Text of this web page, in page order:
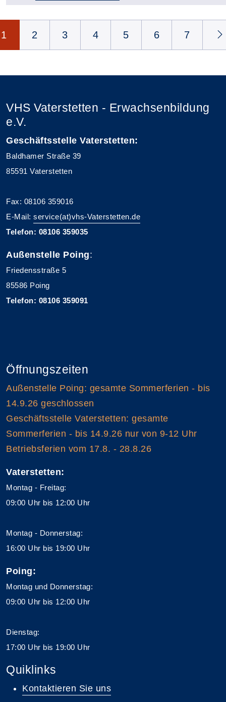
1 2 3 4 5 6 7
VHS Vaterstetten - Erwachsenbildung
e.V.
Geschäftsstelle Vaterstetten:
Baldhamer Straße 39
85591 Vaterstetten
Fax: 08106 359016
E-Mail: service(at)vhs-Vaterstetten.de
Telefon: 08106 359035
Außenstelle Poing:
Friedensstraße 5
85586 Poing
Telefon: 08106 359091
Öffnungszeiten
Außenstelle Poing: gesamte Sommerferien - bis
14.9.26 geschlossen
Geschäftsstelle Vaterstetten: gesamte
Sommerferien - bis 14.9.26 nur von 9-12 Uhr
Betriebsferien vom 17.8. - 28.8.26
Vaterstetten:
Montag - Freitag:
09:00 Uhr bis 12:00 Uhr
Montag - Donnerstag:
16:00 Uhr bis 19:00 Uhr
Poing:
Montag und Donnerstag:
09:00 Uhr bis 12:00 Uhr
Dienstag:
17:00 Uhr bis 19:00 Uhr
Quiklinks
Kontaktieren Sie uns